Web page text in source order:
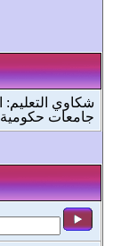
شكاوي التعليم:
جامعات